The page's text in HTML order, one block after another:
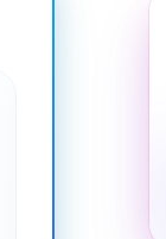
مهب
للجميع. يمكنك
المعرفة حول